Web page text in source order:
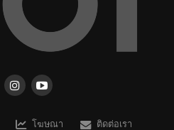
โฆษณา
ติดต่อเรา